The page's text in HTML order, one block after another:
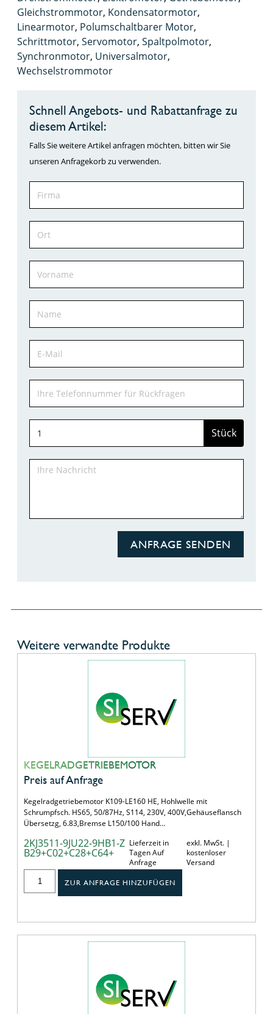
Gleichstrommotor, Kondensatormotor,
Linearmotor, Polumschaltbarer Motor,
Schrittmotor, Servomotor, Spaltpolmotor,
Synchronmotor, Universalmotor,
Wechselstrommotor
Schnell Angebots- und Rabattanfrage zu
diesem Artikel:
Falls Sie weitere Artikel anfragen möchten, bitten wir Sie
unseren Anfragekorb zu verwenden.
Stück
ANFRAGE SENDEN
Weitere verwandte Produkte
KEGELRADGETRIEBEMOTOR
Preis auf Anfrage
Kegelradgetriebemotor K109-LE160 HE, Hohlwelle mit
Schrumpfsch. HS65, 50/87Hz, S114, 230V, 400V,Gehäuseflansch
Übersetzg, 6.83,Bremse L150/100 Hand…
2KJ3511-9JU22-9HB1-Z
B29+C02+C28+C64+
Lieferzeit in
Tagen Auf
Anfrage
exkl. MwSt. |
kostenloser
Versand
ZUR ANFRAGE HINZUFÜGEN